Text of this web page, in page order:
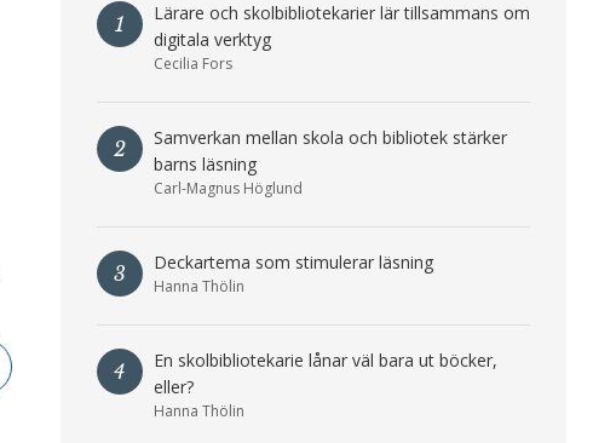
1
Lärare och skolbibliotekarier lär tillsammans om
digitala verktyg
Cecilia Fors
2
Samverkan mellan skola och bibliotek stärker
barns läsning
Carl-Magnus Höglund
3 Deckartema som stimulerar läsning
Hanna Thölin
4
En skolbibliotekarie lånar väl bara ut böcker,
eller?
Hanna Thölin